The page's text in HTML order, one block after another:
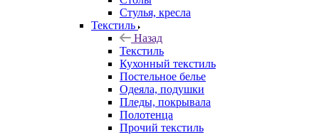
Стулья, кресла
Текстиль
Назад
Текстиль
Кухонный текстиль
Постельное белье
Одеяла, подушки
Пледы, покрывала
Полотенца
Прочий текстиль